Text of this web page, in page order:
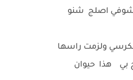
اصلج شنو
ولزمت راسها
بي هذا حيوان